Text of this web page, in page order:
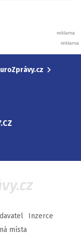
Inzerce
místa